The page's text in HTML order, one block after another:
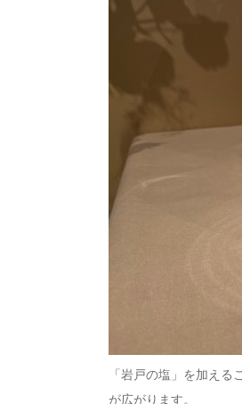
「岩戸の塩」を加え
が広がります。